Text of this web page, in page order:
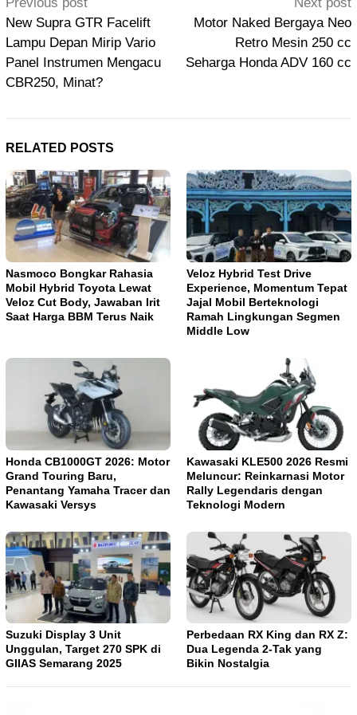
navigation
New Supra GTR Facelift
Lampu Depan Mirip Vario
Panel Instrumen Mengacu
CBR250, Minat?
Motor Naked Bergaya Neo
Retro Mesin 250 cc
Seharga Honda ADV 160 cc
RELATED POSTS
Nasmoco Bongkar Rahasia
Mobil Hybrid Toyota Lewat
Veloz Cut Body, Jawaban Irit
Saat Harga BBM Terus Naik
Veloz Hybrid Test Drive
Experience, Momentum Tepat
Jajal Mobil Berteknologi
Ramah Lingkungan Segmen
Middle Low
Honda CB1000GT 2026: Motor
Grand Touring Baru,
Penantang Yamaha Tracer dan
Kawasaki Versys
Kawasaki KLE500 2026 Resmi
Meluncur: Reinkarnasi Motor
Rally Legendaris dengan
Teknologi Modern
Suzuki Display 3 Unit
Unggulan, Target 270 SPK di
GIIAS Semarang 2025
Perbedaan RX King dan RX Z:
Dua Legenda 2-Tak yang
Bikin Nostalgia